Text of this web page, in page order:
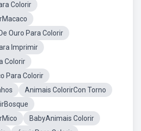
Colorir
Ouro Para Colorir
Imprimir
Colorir
Para Colorir
Animais ColorirCon Torno
BabyAnimais Colorir